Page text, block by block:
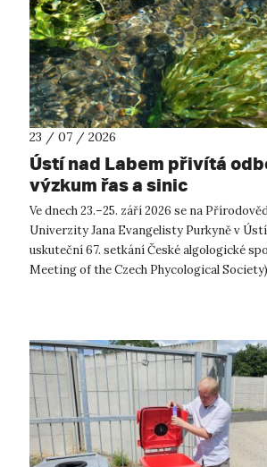
23 / 07 / 2026
Ústí nad Labem přivítá
výzkum řas a sinic
Ve dnech 23.–25. září 2026 se na
Univerzity Jana Evangelisty Purkyně v
uskuteční 67. setkání České algologické
Meeting of the Czech Phycological